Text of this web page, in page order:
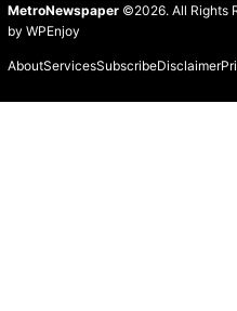
MetroNewspaper©2026. All Rights
by WPEnjoy
AboutServicesSubscribeDisclaimer